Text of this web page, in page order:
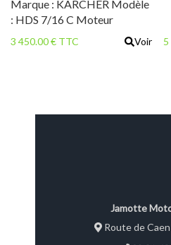
Marque : KARCHER Modèle
: HDS 7/16 C Moteur
électrique triphasé Débit :
270-660 l/h Pression : 30-
105 kg État neuf Garantie 2
3 450.00 € TTC Voir
Jamotte
Route de